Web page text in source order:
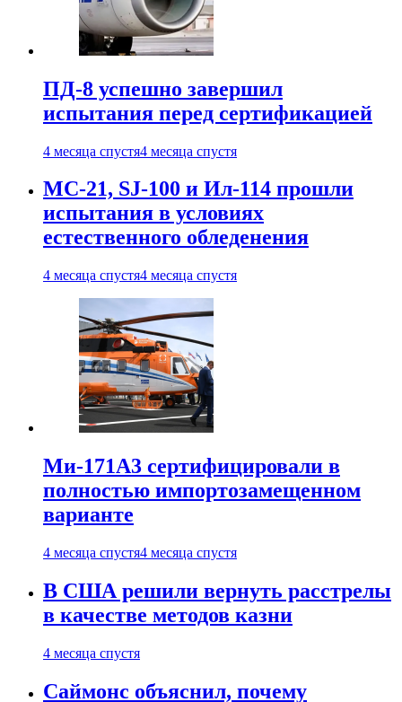
ПД-8 успешно завершил
испытания перед сертификацией
4 месяца спустя4 месяца спустя
МС-21, SJ-100 и Ил-114 прошли
испытания в условиях
естественного обледенения
4 месяца спустя4 месяца спустя
Ми-171А3 сертифицировали в
полностью импортозамещенном
варианте
4 месяца спустя4 месяца спустя
В США решили вернуть расстрелы
в качестве методов казни
4 месяца спустя
Саймонс объяснил, почему